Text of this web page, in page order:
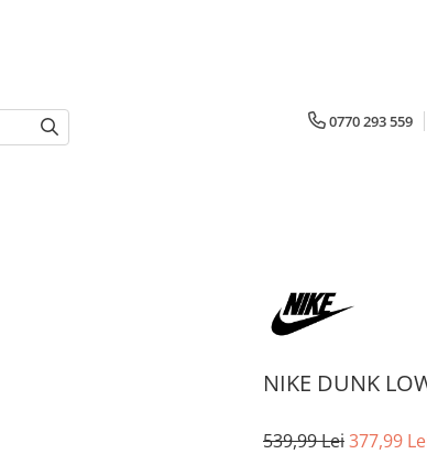
0770 293 559
NIKE DUNK
539,99 Lei377,99